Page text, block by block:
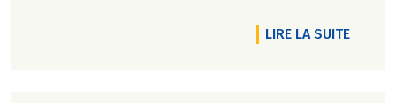
LIRE LA SUITEDE